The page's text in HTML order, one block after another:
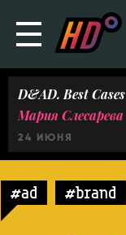
D&AD. Best Cases
Мария Слесарева
24 ИЮНЯ
#ad #brand